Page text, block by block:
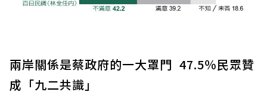
兩岸關係是蔡政府的一大罩門 47.5％民眾贊
成「九二共識」